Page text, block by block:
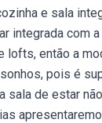
e sala
integrada com
então a
pois é
sala de estar